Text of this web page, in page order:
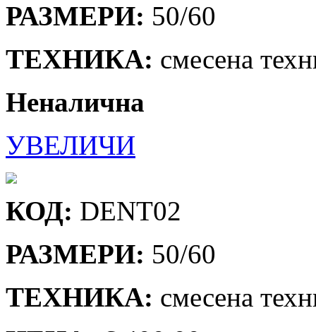
РАЗМЕРИ: 50/60
ТЕХНИКА: смесена
Неналична
УВЕЛИЧИ
КОД: DENT02
РАЗМЕРИ: 50/60
ТЕХНИКА: смесена